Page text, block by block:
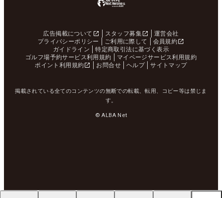
広告掲載について スタッフ募集
運営会社
プライバシーポリシー
ご利用に際して
会員規約
ガイドライン
特定商取引法に基づく表示
ゴルフ場予約サービス利用規約
マイページサービス利用規約
ポイント利用規約
お問合せ ヘルプ サイトマップ
掲載されている全てのコンテンツの無断での転載、転用、コピー等は禁じま
す。
© ALBA Net